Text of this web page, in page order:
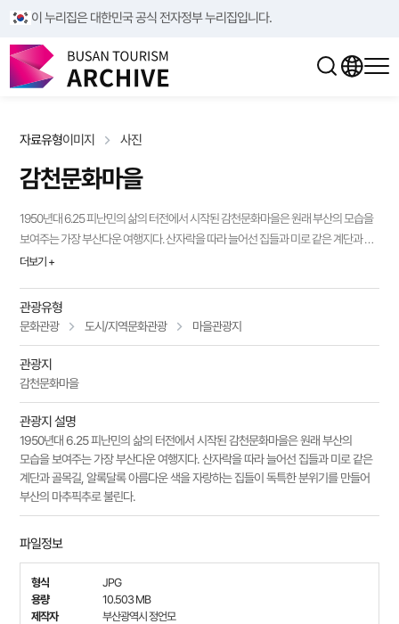
이 누리집은 대한민국 공식 전자정부 누리집입니다.
자료유형이미지 사진
감천문화마을
1950년대 6.25 피난민의 삶의 터전에서 시작된 감천문화마을은 원래 부산의 모습을
보여주는 가장 부산다운 여행지다. 산자락을 따라 늘어선 집들과 미로 같은 계단과 골
목길, 알록달록 아름다운 색을 자랑하는 집들이 독특한 분위기를 만들어 부산의 마추
더보기 +
관광유형
문화관광 도시/지역문화관광 마을관광지
관광지
감천문화마을
관광지 설명
1950년대 6.25 피난민의 삶의 터전에서 시작된 감천문화마을은 원래 부산의
모습을 보여주는 가장 부산다운 여행지다. 산자락을 따라 늘어선 집들과 미로 같은
계단과 골목길, 알록달록 아름다운 색을 자랑하는 집들이 독특한 분위기를 만들어
부산의 마추픽추로 불린다.
파일정보
형식
JPG
용량
10.503 MB
제작자
부산광역시 정언모